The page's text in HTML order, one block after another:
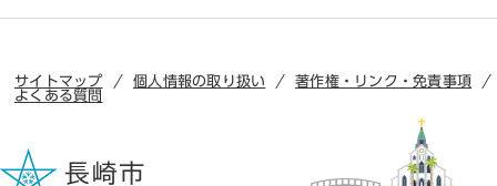
サイトマップ 個人情報の取り扱い
著作権・リンク・免責事項
よくある質問